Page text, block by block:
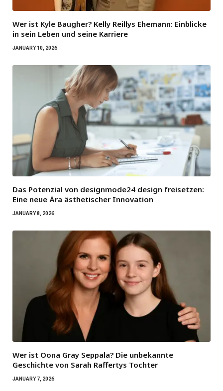
Wer ist Kyle Baugher? Kelly Reillys Ehemann: Einblicke
in sein Leben und seine Karriere
JANUARY 10, 2026
Das Potenzial von designmode24 design freisetzen:
Eine neue Ära ästhetischer Innovation
JANUARY 8, 2026
Wer ist Oona Gray Seppala? Die unbekannte
Geschichte von Sarah Raffertys Tochter
JANUARY 7, 2026